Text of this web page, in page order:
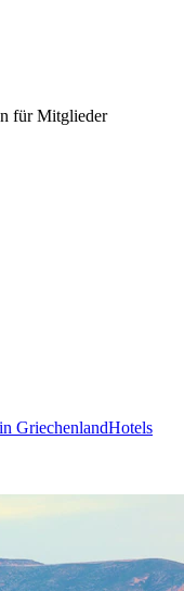
für Mitglieder
GriechenlandHotels